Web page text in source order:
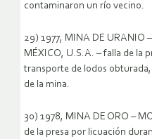
contaminaron un río vecino.
29) 1977, MINA DE URANIO
MÉXICO, U.S.A. – falla de la
transporte de lodos
de la mina.
30) 1978, MINA DE ORO –
de la presa por licuación